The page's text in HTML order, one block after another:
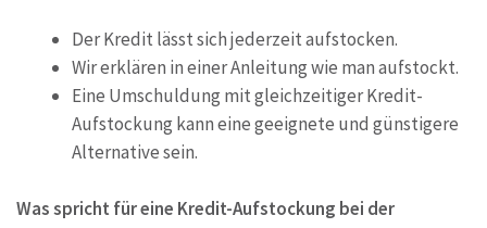
Der Kredit lässt sich jederzeit aufstocken.
Wir erklären in einer Anleitung wie man aufstockt.
Eine Umschuldung mit gleichzeitiger Kredit-
Aufstockung kann eine geeignete und günstigere
Alternative sein.
Was spricht für eine Kredit-Aufstockung bei der